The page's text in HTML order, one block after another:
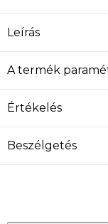
Leírás
A termék
Értékelés
Beszélgetés